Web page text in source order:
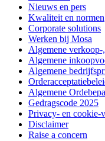
Nieuws en pers
Kwaliteit en normen
Corporate solutions
Werken bij Mosa
Algemene verkoop-
Algemene
Algemene
Algemene
Gedragscode 2025
Privacy- en cookie-
Disclaimer
Raise a concern